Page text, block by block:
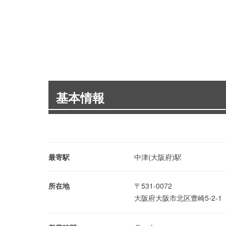
基本情報
最寄駅 中津(大阪府)駅
所在地
〒531-0072
大阪府大阪市北区豊崎5-2-1